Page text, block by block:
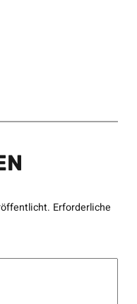
Erforderliche